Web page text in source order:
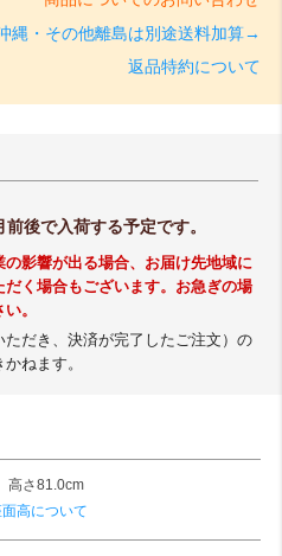
縄・その他離島は別途送料加算→
返品特約について
後で入荷する予定です。
影響が出る場合、お届け先地域に
く場合もございます。お急ぎの場
。
だき、決済が完了したご注文）の
ねます。
さ81.0cm
面高について